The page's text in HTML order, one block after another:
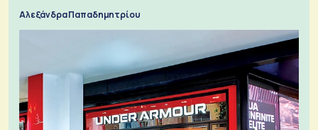
Αλεξάνδρα Παπαδημητρίου